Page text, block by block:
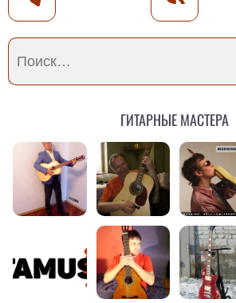
Гитарные мастера